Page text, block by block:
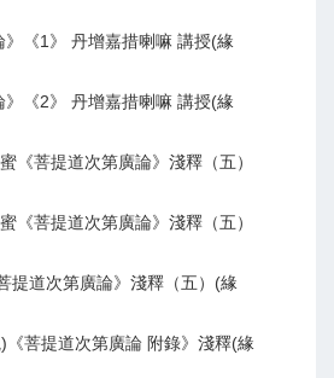
《1》 丹增嘉措喇嘛 講授(緣
《2》 丹增嘉措喇嘛 講授(緣
《菩提道次第廣論》淺釋（五）
《菩提道次第廣論》淺釋（五）
提道次第廣論》淺釋（五）(緣
菩提道次第廣論 附錄》淺釋(緣